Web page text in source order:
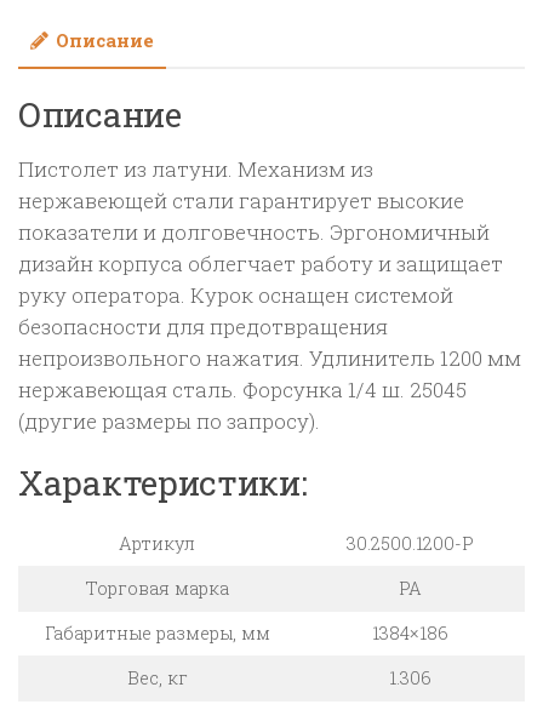
форсункой
курок
30
М22х1,5ш
1200
мм(нерж)
Описание
Описание
Пистолет из латуни. Механизм из
нержавеющей стали гарантирует высокие
показатели и долговечность. Эргономичный
дизайн корпуса облегчает работу и защищает
руку оператора. Курок оснащен системой
безопасности для предотвращения
непроизвольного нажатия. Удлинитель 1200 мм
нержавеющая сталь. Форсунка 1/4 ш. 25045
(другие размеры по запросу).
Характеристики:
Артикул
30.2500.1200-P
Торговая марка
PA
Габаритные размеры, мм
1384×186
Вес, кг
1.306